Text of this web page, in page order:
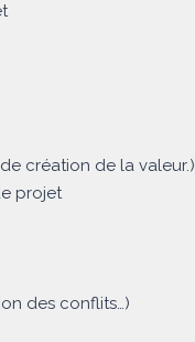
création de la valeur.)
projet
des conflits…)